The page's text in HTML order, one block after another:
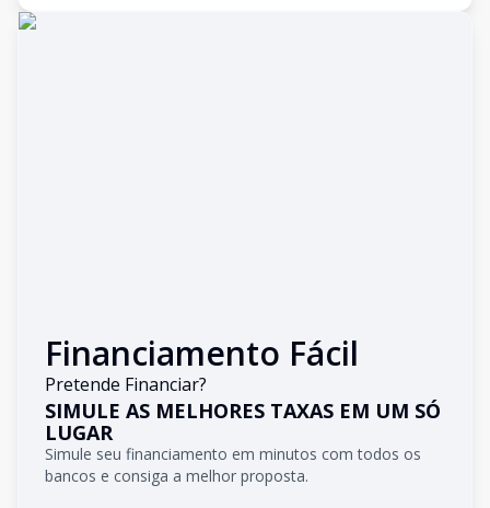
Financiamento Fácil
Pretende Financiar?
SIMULE AS MELHORES TAXAS EM UM SÓ
LUGAR
Simule seu financiamento em minutos com todos os
bancos e consiga a melhor proposta.